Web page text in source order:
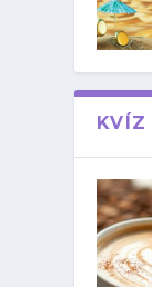
KVÍZ